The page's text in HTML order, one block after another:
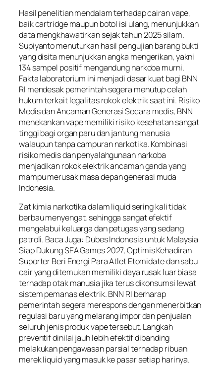
Hasil penelitian mendalam terhadap cairan vape,
baik cartridge maupun botol isi ulang, menunjukkan
data mengkhawatirkan sejak tahun 2025 silam.
Supiyanto menuturkan hasil pengujian barang bukti
yang disita menunjukkan angka mengerikan, yakni
134 sampel positif mengandung narkoba murni.
Fakta laboratorium ini menjadi dasar kuat bagi BNN
RI mendesak pemerintah segera menutup celah
hukum terkait legalitas rokok elektrik saat ini. Risiko
Medis dan Ancaman Generasi Secara medis, BNN
menekankan vape memiliki risiko kesehatan sangat
tinggi bagi organ paru dan jantung manusia
walaupun tanpa campuran narkotika. Kombinasi
risiko medis dan penyalahgunaan narkoba
menjadikan rokok elektrik ancaman ganda yang
mampu merusak masa depan generasi muda
Indonesia.
Zat kimia narkotika dalam liquid sering kali tidak
berbau menyengat, sehingga sangat efektif
mengelabui keluarga dan petugas yang sedang
patroli. Baca Juga: Dubes Indonesia untuk Malaysia
Siap Dukung SEA Games 2027, Optimis Kehadiran
Suporter Beri Energi Para Atlet Etomidate dan sabu
cair yang ditemukan memiliki daya rusak luar biasa
terhadap otak manusia jika terus dikonsumsi lewat
sistem pemanas elektrik. BNN RI berharap
pemerintah segera merespons dengan menerbitkan
regulasi baru yang melarang impor dan penjualan
seluruh jenis produk vape tersebut. Langkah
preventif dinilai jauh lebih efektif dibanding
melakukan pengawasan parsial terhadap ribuan
merek liquid yang masuk ke pasar setiap harinya.